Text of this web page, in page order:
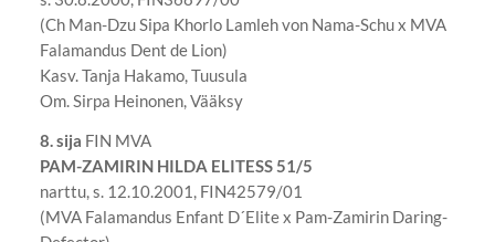
(Ch Man-Dzu Sipa Khorlo Lamleh von Nama-Schu x MVA
Falamandus Dent de Lion)
Kasv. Tanja Hakamo, Tuusula
Om. Sirpa Heinonen, Vääksy
8. sija FIN MVA
PAM-ZAMIRIN HILDA ELITESS 51/5
narttu, s. 12.10.2001, FIN42579/01
(MVA Falamandus Enfant D´Elite x Pam-Zamirin Daring-